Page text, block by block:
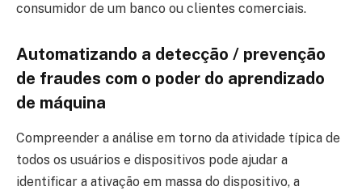
consumidor de um banco ou clientes comerciais.
Automatizando a detecção / prevenção
de fraudes com o poder do aprendizado
de máquina
Compreender a análise em torno da atividade típica de
todos os usuários e dispositivos pode ajudar a
identificar a ativação em massa do dispositivo, a